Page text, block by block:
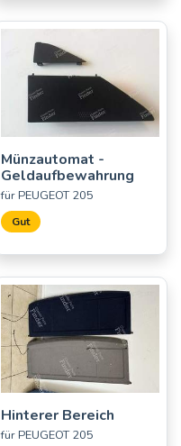
Münzautomat -
Geldaufbewahrung
für PEUGEOT 205
Gut
Hinterer Bereich
für PEUGEOT 205